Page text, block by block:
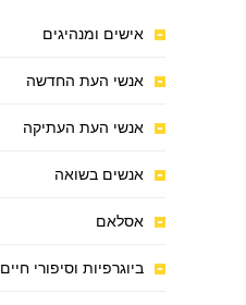
אישים ומנהיגים
אנשי העת החדשה
אנשי העת העתיקה
אנשים בשואה
אסלאם
ביוגרפיות וסיפורי חיים